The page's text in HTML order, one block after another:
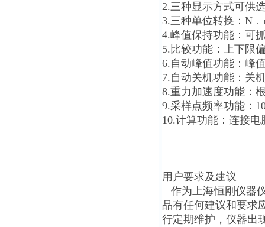
2.三种显示方式可供
3.三种单位转换：
4.峰值保持功能：可
5.比较功能：上下限
6.自动峰值功能：峰
7.自动关机功能：关
8.重力加速度功能：
9.采样点频率功能：
10.计算功能：连接
用户要求及建议
作为上海恒刚仪器
品有任何建议和要求
行定期维护，仪器出